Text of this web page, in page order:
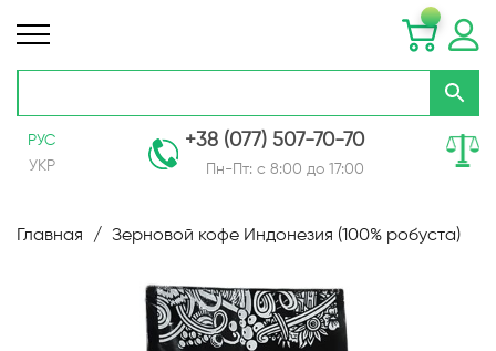
РУС
УКР
+38 (077) 507-70-70
Пн-Пт: с 8:00 до 17:00
Главная Зерновой кофе Индонезия (100% робуста)